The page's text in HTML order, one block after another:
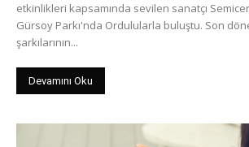
etkinlikleri kapsamında sevilen sanatçı
Gürsoy Parkı'nda Ordulularla buluştu. Son
şarkılarının...
Devamını Oku